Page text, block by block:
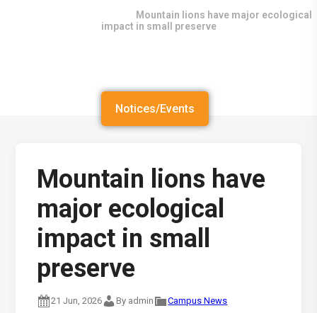
Mountain lions have major ecological
impact in small preserve
Notices/Events
Mountain lions have
major ecological
impact in small
preserve
21 Jun, 2026 By admin Campus News